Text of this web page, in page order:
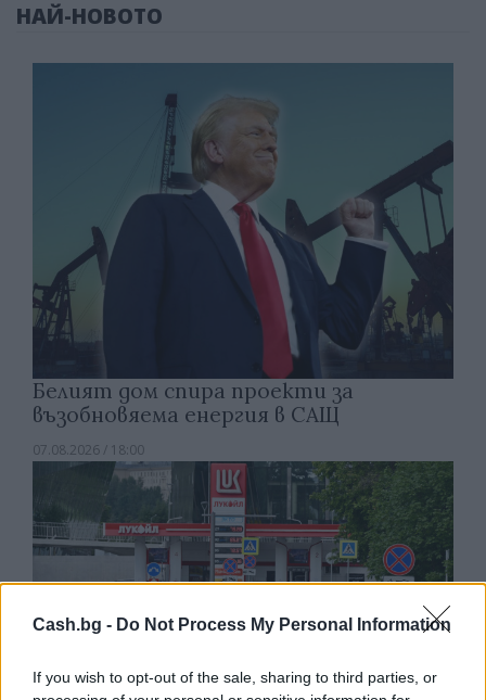
Cash.bg - Do Not Process My Personal Information
If you wish to opt-out of the sale, sharing to third parties, or
НАЙ-НОВОТО
Белият дом спира проекти за
възобновяема енергия в САЩ
07.08.2026 / 18:00